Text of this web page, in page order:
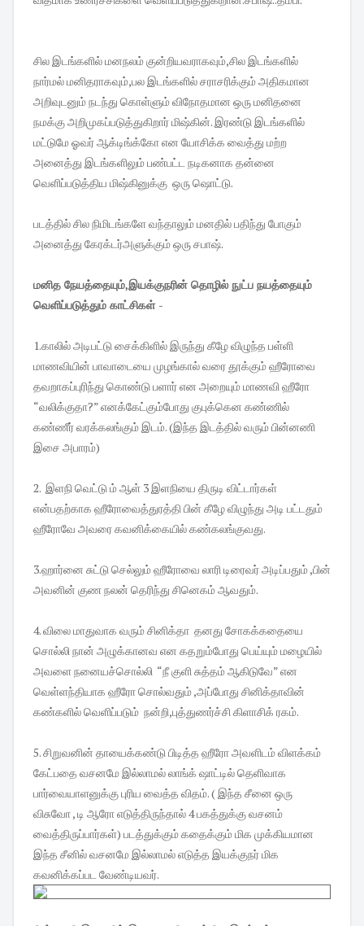
சில இடங்களில் மனநலம் குன்றியவராகவும்,சில இடங்களில்
நார்மல் மனிதராகவும்,பல இடங்களில் சராசரிக்கும் அதிகமான
அறிவுடனும் நடந்து கொள்ளும் விநோதமான ஒரு மனிதனை
நமக்கு அறிமுகப்படுத்துகிறார் மிஷ்கின். இரண்டு இடங்களில்
மட்டுமே ஓவர் ஆக்டிங்க்கோ என யோசிக்க வைத்து மற்ற
அனைத்து இடங்களிலும் பண்பட்ட நடிகனாக தன்னை
வெளிப்படுத்திய மிஷ்கினுக்கு ஒரு ஷொட்டு.
படத்தில் சில நிமிடங்களே வந்தாலும் மனதில் பதிந்து போகும்
அனைத்து கேரக்டர்அளுக்கும் ஒரு சபாஷ்.
மனித நேயத்தையும்,இயக்குநரின் தொழில் நுட்ப நயத்தையும்
வெளிப்படுத்தும் காட்சிகள் -
1.காலில் அடிபட்டு சைக்கிளில் இருந்து கீழே விழுந்த பள்ளி
மாணவியின் பாவாடையை முழங்கால் வரை தூக்கும் ஹீரோவை
தவறாகப்புரிந்து கொண்டு பளார் என அறையும் மாணவி ஹீரோ
“வலிக்குதா?” எனக்கேட்கும்போது குபுக்கென கண்ணில்
கண்ணீர் வரக்கலங்கும் இடம். (இந்த இடத்தில் வரும் பின்னணி
இசை அபாரம்)
2. இளநி வெட்டு ம் ஆள் 3 இளநியை திருடி விட்டார்கள்
என்பதற்காக ஹீரோவைத்துரத்தி பின் கீழே விழுந்து அடி பட்டதும்
ஹீரோவே அவரை கவனிக்கையில் கண்கலங்குவது.
3.ஹார்னை சுட்டு செல்லும் ஹீரோவை லாரி டிரைவர் அடிப்பதும் ,பின்
அவனின் குண நலன் தெரிந்து சினெகம் ஆவதும்.
4. விலை மாதுவாக வரும் சினிக்தா தனது சோகக்கதையை
சொல்லி நான் அழுக்கானவ என கதறும்போது பெய்யும் மழையில்
அவளை நனையச்சொல்லி “நீ குளி சுத்தம் ஆகிடுவே” என
வெள்ளந்தியாக ஹீரோ சொல்வதும் ,அப்போது சினிக்தாவின்
கண்களில் வெளிப்படும் நன்றி,புத்துணர்ச்சி கிளாசிக் ரகம்.
5. சிறுவனின் தாயைக்கண்டு பிடித்த ஹீரோ அவளிடம் விளக்கம்
கேட்பதை வசனமே இல்லாமல் லாங்க் ஷாட்டில் தெளிவாக
பார்வையாளனுக்கு புரிய வைத்த விதம். ( இந்த சீனை ஒரு
விசுவோ , டி ஆரோ எடுத்திருந்தால் 4 பகத்துக்கு வசனம்
வைத்திருப்பார்கள்) படத்துக்கும் கதைக்கும் மிக முக்கியமான
இந்த சீனில் வசனமே இல்லாமல் எடுத்த இயக்குநர் மிக
கவனிக்கப்பட வேண்டியவர்.